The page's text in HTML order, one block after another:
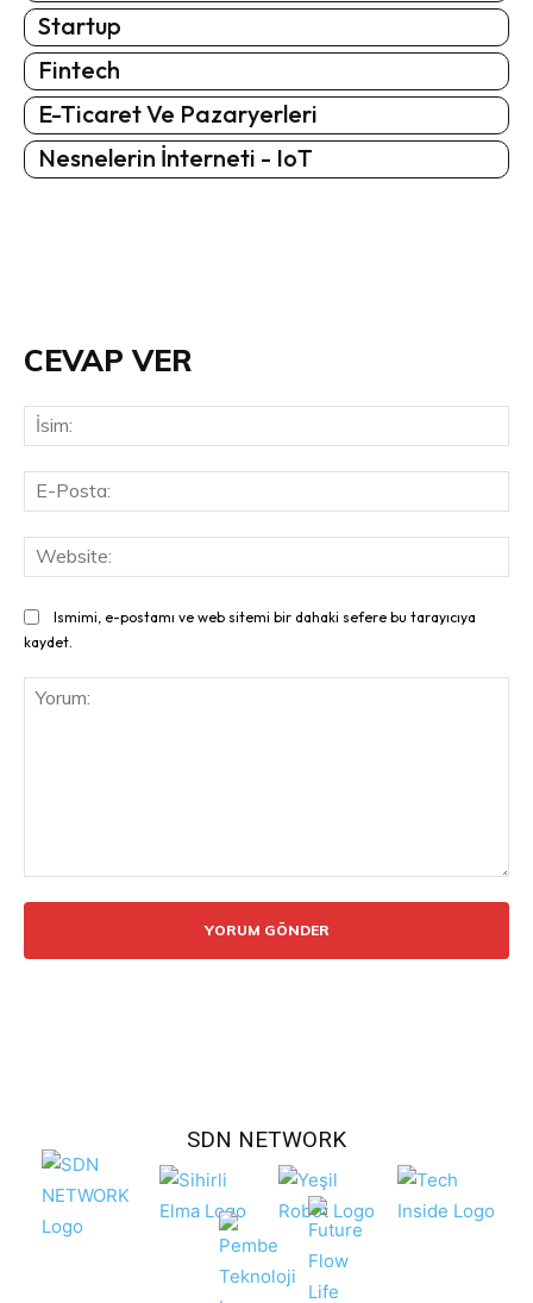
Startup
Fintech
E-Ticaret Ve Pazaryerleri
Nesnelerin İnterneti - IoT
CEVAP VER
Ismimi, e-postamı ve web sitemi bir dahaki sefere bu tarayıcıya
kaydet.
SDN NETWORK